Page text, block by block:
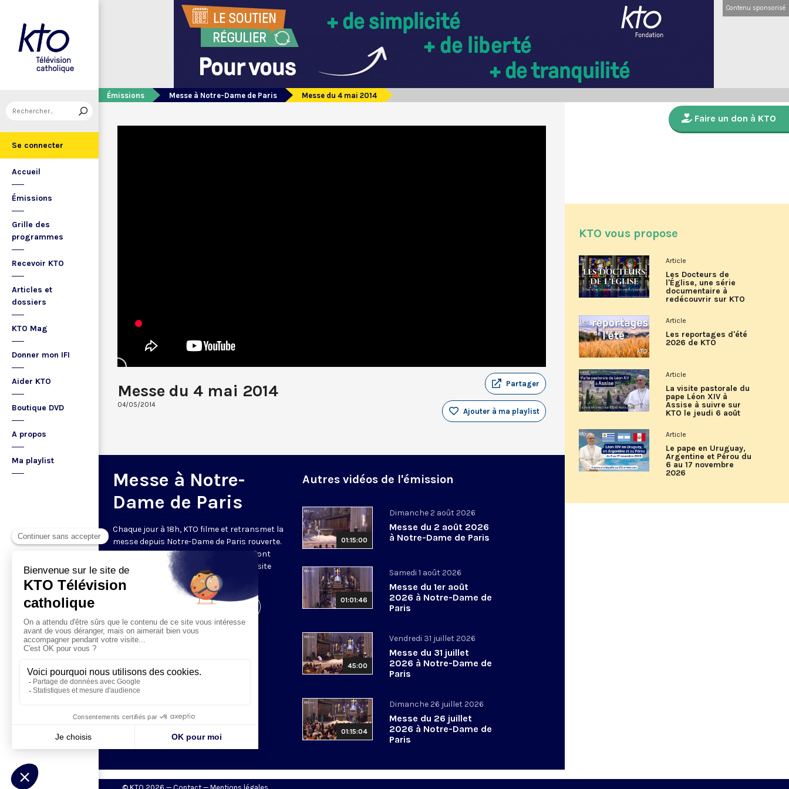
Se connecter
Accueil
Émissions
Grille des
programmes
Recevoir KTO
Articles et
dossiers
KTO Mag
Donner mon IFI
Aider KTO
Boutique DVD
A propos
Ma playlist
Contenu sponsorisé
Émissions Messe à Notre-Dame de Paris Messe du 4 mai 2014
Messe du 4 mai 2014
04/05/2014
Partager
Ajouter à ma playlist
Messe à Notre-
Dame de Paris
Chaque jour à 18h, KTO filme et retransmet la
messe depuis Notre-Dame de Paris rouverte.
Les textes des Vêpres et de la messe sont
presque toujours ceux qu’indiquent le site
Visiter la page de l'émission
Autres vidéos de l'émission
01:15:00
Dimanche 2 août 2026
Messe du 2 août 2026
à Notre-Dame de Paris
01:01:46
Samedi 1 août 2026
Messe du 1er août
2026 à Notre-Dame de
Paris
45:00
Vendredi 31 juillet 2026
Messe du 31 juillet
2026 à Notre-Dame de
Paris
01:15:04
Dimanche 26 juillet 2026
Messe du 26 juillet
2026 à Notre-Dame de
Paris
Faire un don à KTO
KTO vous propose
Article
Les Docteurs de
l'Église, une série
documentaire à
redécouvrir sur KTO
Article
Les reportages d'été
2026 de KTO
Article
La visite pastorale du
pape Léon XIV à
Assise à suivre sur
KTO le jeudi 6 août
Article
Le pape en Uruguay,
Argentine et Pérou du
6 au 17 novembre
2026